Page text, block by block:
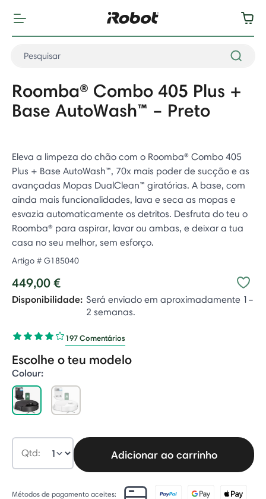
Roomba® Combo 405 Plus +
Base AutoWash™ – Preto
Eleva a limpeza do chão com o Roomba® Combo 405
Plus + Base AutoWash™, 70x mais poder de sucção e as
avançadas Mopas DualClean™ giratórias. A base, com
ainda mais funcionalidades, lava e seca as mopas e
esvazia automaticamente os detritos. Desfruta do teu o
Roomba® para aspirar, lavar ou ambas, e deixar a tua
casa no seu melhor, sem esforço.
Artigo # G185040
449,00 €
Disponibilidade: Será enviado em aproximadamente 1–
2 semanas.
197 Comentários
Escolhe o teu modelo
Colour:
Qtd: Adicionar ao carrinho
Métodos de pagamento aceites: